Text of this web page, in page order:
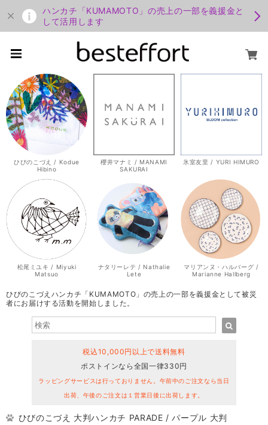
ハンカチ「KUMAMOTO」の売上の一部を義援金と
して活用します
ひびのこづえ / Kodue
Hibino
櫻井マナミ / MANAMI
SAKURAI
氷室友里 / YURI HIMURO
松尾ミユキ / Miyuki
Matsuo
ナタリーレテ / Nathalie
Lete
マリアンヌ・ハルバーグ /
Marianne Hallberg
ひびのこづえハンカチ「KUMAMOTO」の売上の一部を義援金として被災
者にお届けする活動を開始しました。
税込10,000円以上で送料無料
ポストインなら全国一律330円
ラッピングサービスは行っておりません。午前中のご注文なら当日
出荷、午後のご注文は１営業日後に出荷します。
ひびのこづえ 大判ハンカチ PARADE / パープル 大判